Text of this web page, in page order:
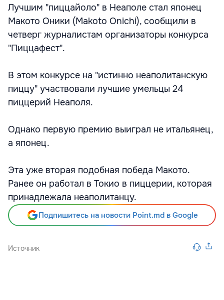
Лучшим "пиццайоло" в Неаполе стал японец
Макото Оники (Makoto Onichi), сообщили в
четверг журналистам организаторы конкурса
"Пиццафест".
В этом конкурсе на "истинно неаполитанскую
пиццу" участвовали лучшие умельцы 24
пиццерий Неаполя.
Однако первую премию выиграл не итальянец,
а японец.
Эта уже вторая подобная победа Макото.
Ранее он работал в Токио в пиццерии, которая
принадлежала неаполитанцу.
Подпишитесь на новости Point.md в Google
Источник